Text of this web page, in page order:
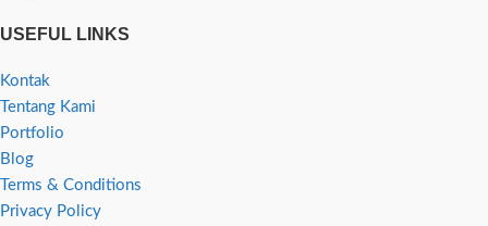
USEFUL LINKS
Kontak
Tentang Kami
Portfolio
Blog
Terms & Conditions
Privacy Policy